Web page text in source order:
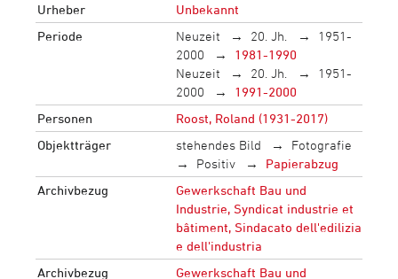
Urheber
Unbekannt
Periode
Neuzeit 20. Jh.
1951-
2000
1981-1990
Neuzeit
20. Jh.
1951-
2000
1991-2000
Personen
Roost, Roland (1931-2017)
Objektträger
stehendes Bild
Fotografie
Positiv
Papierabzug
Archivbezug
Gewerkschaft Bau und
Industrie, Syndicat industrie et
bâtiment, Sindacato dell'edilizia
e dell'industria
Archivbezug
Gewerkschaft Bau und